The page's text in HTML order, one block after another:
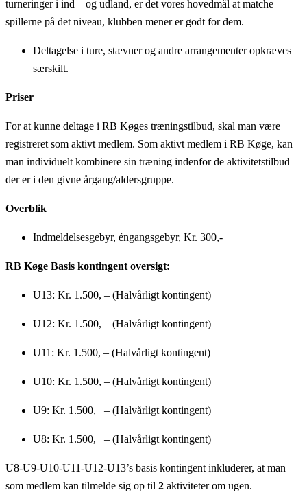
turneringer i ind – og udland, er det vores hovedmål at matche
spillerne på det niveau, klubben mener er godt for dem.
Deltagelse i ture, stævner og andre arrangementer opkræves
særskilt.
Priser
For at kunne deltage i RB Køges træningstilbud, skal man være
registreret som aktivt medlem. Som aktivt medlem i RB Køge, kan
man individuelt kombinere sin træning indenfor de aktivitetstilbud
der er i den givne årgang/aldersgruppe.
Overblik
Indmeldelsesgebyr, éngangsgebyr, Kr. 300,-
RB Køge Basis kontingent oversigt:
U13: Kr. 1.500, – (Halvårligt kontingent)
U12: Kr. 1.500, – (Halvårligt kontingent)
U11: Kr. 1.500, – (Halvårligt kontingent)
U10: Kr. 1.500, – (Halvårligt kontingent)
U9: Kr. 1.500, – (Halvårligt kontingent)
U8: Kr. 1.500, – (Halvårligt kontingent)
U8-U9-U10-U11-U12-U13’s basis kontingent inkluderer, at man
som medlem kan tilmelde sig op til 2 aktiviteter om ugen.